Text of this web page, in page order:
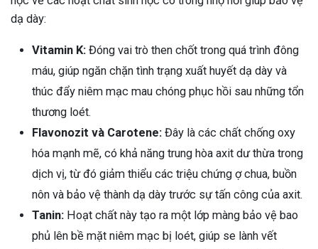
dạ dày:
Vitamin K: Đóng vai trò then chốt trong quá trình đông
máu, giúp ngăn chặn tình trạng xuất huyết dạ dày và
thúc đẩy niêm mạc mau chóng phục hồi sau những tổn
thương loét.
Flavonozit và Carotene: Đây là các chất chống oxy
hóa mạnh mẽ, có khả năng trung hòa axit dư thừa trong
dịch vị, từ đó giảm thiểu các triệu chứng ợ chua, buồn
nôn và bảo vệ thành dạ dày trước sự tấn công của axit.
Tanin: Hoạt chất này tạo ra một lớp màng bảo vệ bao
phủ lên bề mặt niêm mạc bị loét, giúp se lành vết